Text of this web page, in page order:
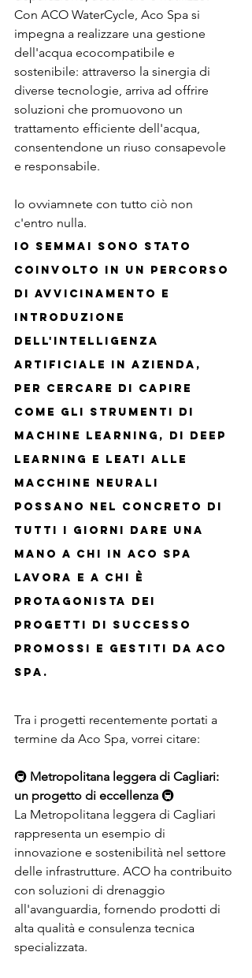
Con ACO WaterCycle, Aco Spa si
impegna a realizzare una gestione
dell'acqua ecocompatibile e
sostenibile: attraverso la sinergia di
diverse tecnologie, arriva ad offrire
soluzioni che promuovono un
trattamento efficiente dell'acqua,
consentendone un riuso consapevole
e responsabile.
Io ovviamnete con tutto ciò non
c'entro nulla.
Io semmai sono stato
coinvolto in un percorso
di avvicinamento e
introduzione
dell'Intelligenza
Artificiale in azienda,
per cercare di capire
come gli strumenti di
machine learning, di deep
learning e leati alle
macchine neurali
possano nel concreto di
tutti i giorni dare una
mano a chi in Aco Spa
lavora e a chi è
protagonista dei
progetti di successo
promossi e gestiti da Aco
Spa.
Tra i progetti recentemente portati a
termine da Aco Spa, vorrei citare:
🚇 Metropolitana leggera di Cagliari:
un progetto di eccellenza 🚇
La Metropolitana leggera di Cagliari
rappresenta un esempio di
innovazione e sostenibilità nel settore
delle infrastrutture. ACO ha contribuito
con soluzioni di drenaggio
all'avanguardia, fornendo prodotti di
alta qualità e consulenza tecnica
specializzata.